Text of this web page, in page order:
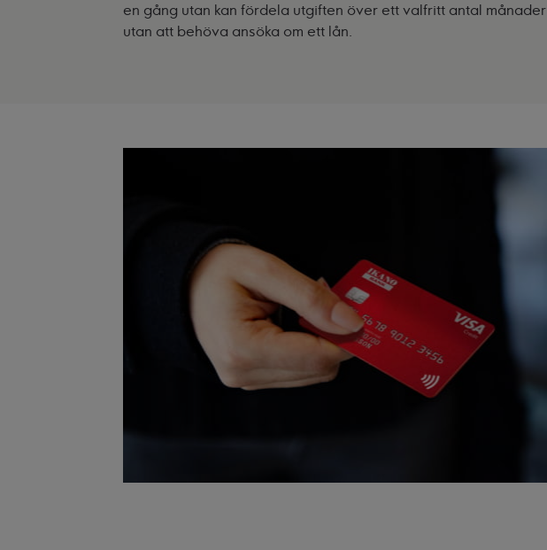
en gång utan kan fördela utgiften över ett valfritt antal månader
utan att behöva ansöka om ett lån.